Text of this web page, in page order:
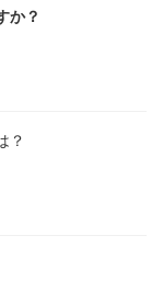
か？
？